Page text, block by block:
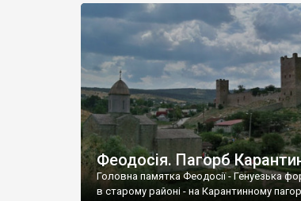
Феодосія. Пагорб
Головна памятка Феодосії - Генуезька
в старому районі - на Карантинному